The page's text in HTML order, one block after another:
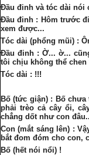
Đầu đinh và tóc dài nói
Đầu đinh : Hôm trước
xem được...
Tóc dài (phổng mũi) :
Đầu đinh : Ờ... ờ...
tôi chịu không thể
Tóc dài : !!!
Bố (tức giận) : Bố
phải trèo cả cây ổi,
chẳng dốt như con
Con (mắt sáng lên) :
bắt đom đóm cho con,
Bố (hết nói nổi) !